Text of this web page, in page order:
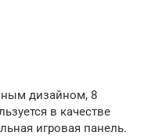
дизайном, 8
в качестве
игровая панель.